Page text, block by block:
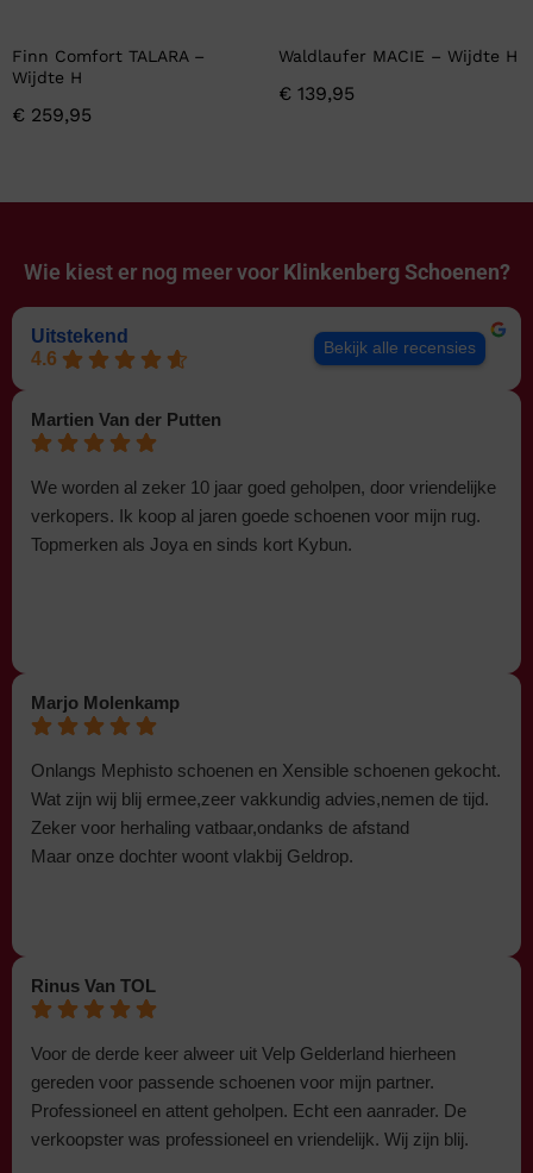
Finn Comfort TALARA –
Wijdte H
€ 259,95
Waldlaufer MACIE – Wijdte H
€ 139,95
Wie kiest er nog meer voor Klinkenberg Schoenen?
Uitstekend
4.6
Bekijk alle recensies
Martien Van der Putten
We worden al zeker 10 jaar goed geholpen, door vriendelijke
verkopers. Ik koop al jaren goede schoenen voor mijn rug.
Topmerken als Joya en sinds kort Kybun.
Marjo Molenkamp
Onlangs Mephisto schoenen en Xensible schoenen gekocht.
Wat zijn wij blij ermee,zeer vakkundig advies,nemen de tijd.
Zeker voor herhaling vatbaar,ondanks de afstand
Maar onze dochter woont vlakbij Geldrop.
Rinus Van TOL
Voor de derde keer alweer uit Velp Gelderland hierheen
gereden voor passende schoenen voor mijn partner.
Professioneel en attent geholpen. Echt een aanrader. De
verkoopster was professioneel en vriendelijk. Wij zijn blij.